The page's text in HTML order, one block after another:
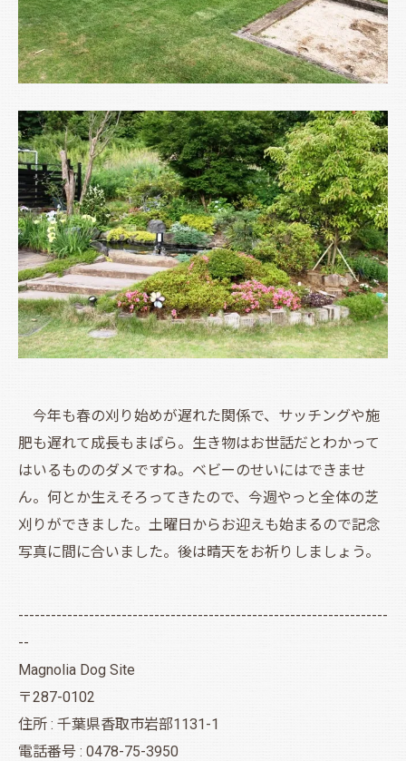
今年も春の刈り始めが遅れた関係で、サッチングや施
肥も遅れて成長もまばら。生き物はお世話だとわかって
はいるもののダメですね。ベビーのせいにはできませ
ん。何とか生えそろってきたので、今週やっと全体の芝
刈りができました。土曜日からお迎えも始まるので記念
写真に間に合いました。後は晴天をお祈りしましょう。
--------------------------------------------------------------------
--
Magnolia Dog Site
〒287-0102
住所 : 千葉県香取市岩部1131-1
電話番号 : 0478-75-3950